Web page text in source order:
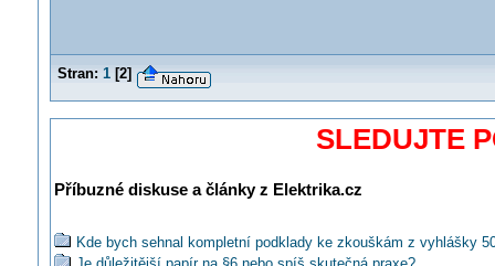
Stran: 1[2]
SLEDUJTE
Příbuzné diskuse a články z Elektrika.cz
Kde bych sehnal kompletní podklady ke zkouškám z vyhlášky